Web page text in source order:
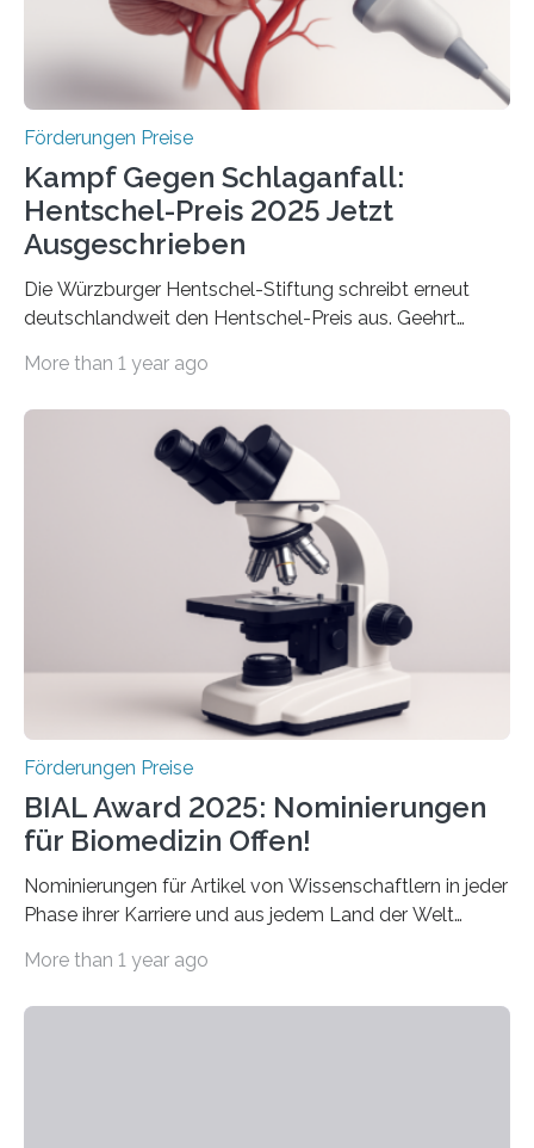
Wirtschaft und Energie eine gute Nachricht:
Überplanmäßige Verpflichtungsermächtigungen in
Förderungen Preise
Kampf Gegen Schlaganfall:
Hentschel-Preis 2025 Jetzt
Ausgeschrieben
Die Würzburger Hentschel-Stiftung schreibt erneut
deutschlandweit den Hentschel-Preis aus. Geehrt
hochrangige wissenschaftliche Publikation zum Thema
Schlaganfall“ mit Sitz in Würzburg fördert die
Schlaganfallforschung, um die Behandlung der
Betroffenen zu verbessern. Dazu schreibt sie auch in
diesem Jahr wieder deutschlandweit den Hentschel-
Preis aus. Er richtet sich gezielt an jüngere
Forscherinnen und Forscher unter 40 Jahren. Geehrt
werden soll eine herausragende Doktorarbeit oder eine
hochrangige wissenschaftliche Publikation zum Thema
More than 1 year ago
Förderungen Preise
BIAL Award 2025: Nominierungen
für Biomedizin Offen!
Nominierungen für Artikel von Wissenschaftlern in jeder
Phase ihrer Karriere und aus jedem Land der Welt
Leben gerufen, um die bemerkenswertesten
More than 1 year ago